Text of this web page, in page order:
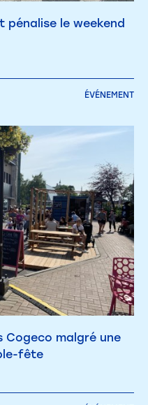
pénalise le weekend
ÉVÉNEMENT
Cogeco malgré une
fête